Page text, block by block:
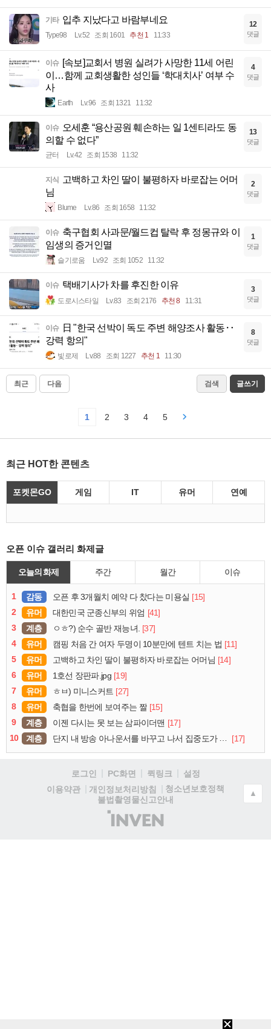
기타 입추 지났다고 바람부네요
Type98 Lv.52 조회 1601 추천 1 11:33
12
댓글
이슈 [속보]교회서 병원 실려가 사망한 11세 어린
이…함께 교회생활한 성인들 ‘학대치사’ 여부 수
사
Earth Lv.96 조회 1321 11:32
4
댓글
이슈 오세훈 “용산공원 훼손하는 일 1센티라도 동
의할 수 없다”
균터 Lv.42 조회 1538 11:32
13
댓글
지식 고백하고 차인 딸이 불평하자 바로잡는 어머
님
Blume Lv.86 조회 1658 11:32
2
댓글
이슈 축구협회 사과문/월드컵 탈락 후 정몽규와 이
임생의 증거인멸
슬기로움 Lv.92 조회 1052 11:32
1
댓글
이슈 택배기사가 차를 후진한 이유
도로시스타일 Lv.83 조회 2176 추천 8 11:31
3
댓글
이슈
日 "한국 선박이 독도 주변 해양조사 활동‥
강력 항의"
빛로제 Lv.88 조회 1227 추천 1 11:30
8
댓글
최근 다음 검색 글쓰기
1 2 3 4 5
최근 HOT한 콘텐츠
포켓몬GO 게임 IT 유머 연예
오픈 이슈 갤러리 화제글
오늘의 화제 주간 월간 이슈
1 감동 오픈 후 3개월치 예약 다 찼다는 미용실 [15]
2
유머 대한민국 군종신부의 위엄 [41]
3
계층 ㅇㅎ?) 순수 골반 재능녀. [37]
4
유머 캠핑 처음 간 여자 두명이 10분만에 텐트 치는 법 [11]
5
유머 고백하고 차인 딸이 불평하자 바로잡는 어머님 [14]
6
유머 1호선 장판파.jpg [19]
7
유머 ㅎㅂ) 미니스커트 [27]
8
유머 축협을 한번에 보여주는 짤 [15]
9
계층 이젠 다시는 못 보는 삼파이더맨 [17]
10
계층 단지 내 방송 아나운서를 바꾸고 나서 집중도가 확 올라갔다는 한 아파트의 안내방송 [17]
로그인 PC화면 퀵링크
설정
이용약관
개인정보처리방침
청소년보호정책
불법촬영물신고안내
(주)
인
▲